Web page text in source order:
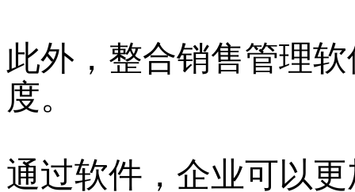
此外，整合销售管理
度。
通过软件，企业可以